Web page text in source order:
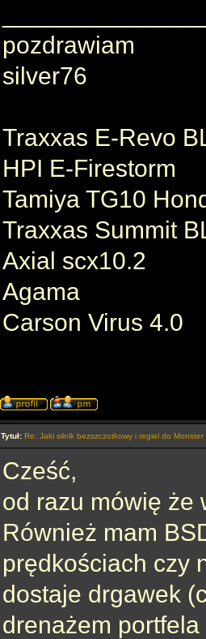
pozdrawiam
silver76
Traxxas E-Revo
HPI E-Firestorm
Tamiya TG10
Traxxas Summit
Axial scx10.2
Agama
Carson Virus 4.0
Tytuł: Re: Jaki silnik bezszczotkowy i regiel do Monster
Cześć,
od razu mówię że
Również mam
prędkościach czy
dostaje drgawek
drenażem